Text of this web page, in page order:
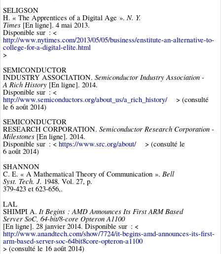
SELIGSON
H. « The Apprentices of a Digital Age ». N. Y.
Times [En ligne]. 4 mai 2013.
Disponible sur : <
http://www.nytimes.com/2013/05/05/business/enstitute-an-alternative-to-
college-for-a-digital-elite.html
>
SEMICONDUCTOR
INDUSTRY ASSOCIATION. Semiconductor Industry Association -
A Rich History [En ligne]. 2014.
Disponible sur : <
http://www.semiconductors.org/about_us/a_rich_history/ > (consulté
le 6 août 2014)
SEMICONDUCTOR
RESEARCH CORPORATION. Semiconductor Research Corporation -
Milestones [En ligne]. 2014.
Disponible sur : < https://www.src.org/about/ > (consulté le
6 août 2014)
SHANNON
C. E. « A Mathematical Theory of Communication ». Bell
Syst. Tech. J. 1948. Vol. 27, p.
379-423 et 623-656,.
LAL
SHIMPI A. It Begins : AMD Announces Its First ARM Based
Server SoC, 64-bit/8-core Opteron A1100
[En ligne]. 28 janvier 2014. Disponible sur : <
http://www.anandtech.com/show/7724/it-begins-amd-announces-its-first-
arm-based-server-soc-64bit8core-opteron-a1100
> (consulté le 16 août 2014)